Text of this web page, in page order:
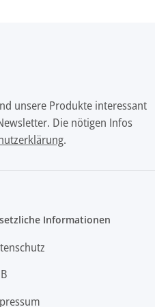
unsere Produkte interessant
Die nötigen Infos
.
Informationen